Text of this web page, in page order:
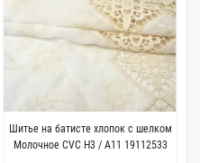
Шитье на батисте хлопок с шелком
Молочное CVC H3 / A11 19112533